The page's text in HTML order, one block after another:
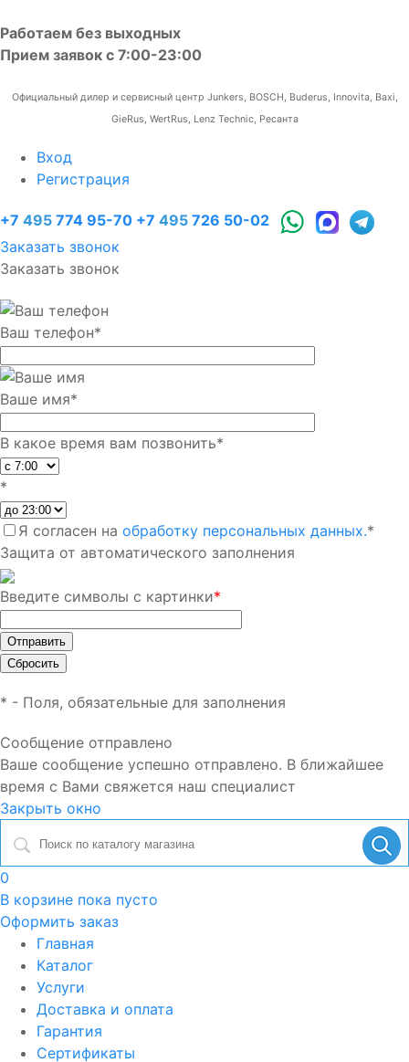
Работаем без выходных
Прием заявок с 7:00-23:00
Официальный дилер и сервисный центр Junkers, BOSCH, Buderus, Innovita, Baxi,
GieRus, WertRus, Lenz Technic, Ресанта
Вход
Регистрация
+7 495 774 95-70 +7 495 726 50-02
Заказать звонок
Заказать звонок
Ваш телефон*
Ваше имя*
В какое время вам позвонить*
*
Я согласен на обработку персональных данных.*
Защита от автоматического заполнения
Введите символы с картинки*
* - Поля, обязательные для заполнения
Сообщение отправлено
Ваше сообщение успешно отправлено. В ближайшее
время с Вами свяжется наш специалист
Закрыть окно
0
В корзине пока пусто
Оформить заказ
Главная
Каталог
Услуги
Доставка и оплата
Гарантия
Сертификаты